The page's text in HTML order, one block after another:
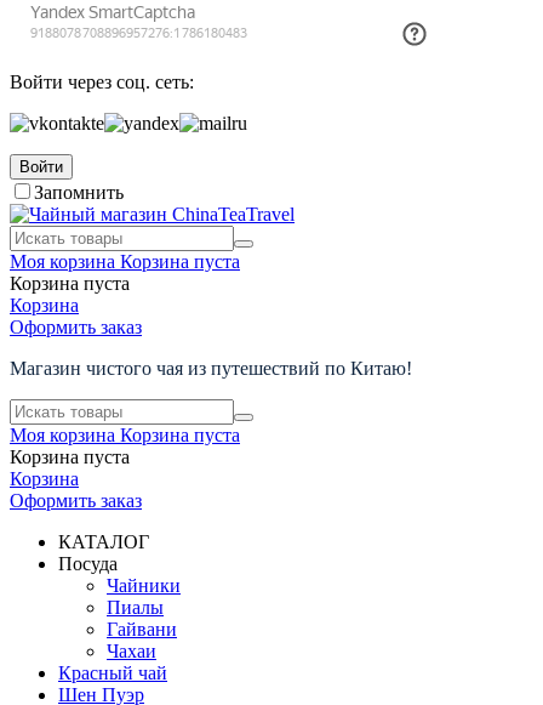
Войти через соц. сеть:
Войти
Запомнить
Моя корзина Корзина пуста
Корзина пуста
Корзина
Оформить заказ
Магазин чистого чая из путешествий по Китаю!
Моя корзина Корзина пуста
Корзина пуста
Корзина
Оформить заказ
КАТАЛОГ
Посуда
Чайники
Пиалы
Гайвани
Чахаи
Красный чай
Шен Пуэр